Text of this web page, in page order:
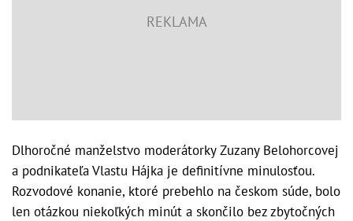
Dlhoročné manželstvo moderátorky Zuzany Belohorcovej
a podnikateľa Vlastu Hájka je definitívne minulosťou.
Rozvodové konanie, ktoré prebehlo na českom súde, bolo
len otázkou niekoľkých minút a skončilo bez zbytočných